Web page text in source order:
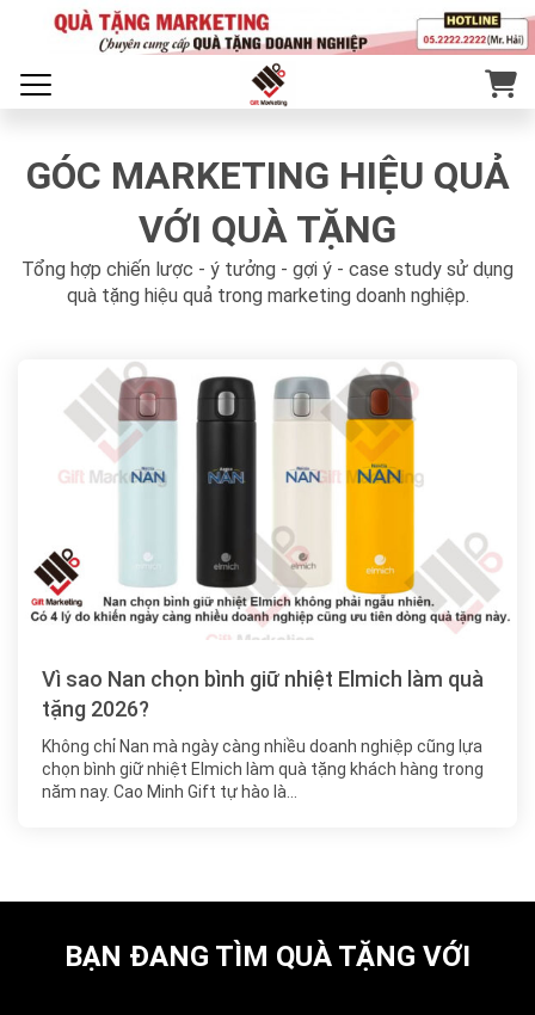
GÓC MARKETING HIỆU QUẢ
VỚI QUÀ TẶNG
Tổng hợp chiến lược - ý tưởng - gợi ý - case study sử dụng
quà tặng hiệu quả trong marketing doanh nghiệp.
Vì sao Nan chọn bình giữ nhiệt Elmich làm quà
tặng 2026?
Không chỉ Nan mà ngày càng nhiều doanh nghiệp cũng lựa
chọn bình giữ nhiệt Elmich làm quà tặng khách hàng trong
năm nay. Cao Minh Gift tự hào là…
BẠN ĐANG TÌM QUÀ TẶNG VỚI